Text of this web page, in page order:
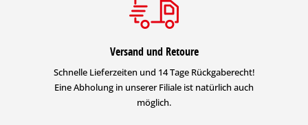
Versand und Retoure
Schnelle Lieferzeiten und 14 Tage Rückgaberecht!
Eine Abholung in unserer Filiale ist natürlich auch
möglich.